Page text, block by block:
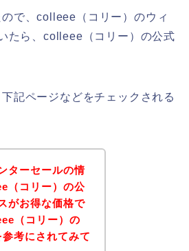
で、colleee（コリー）のウィ
たら、colleee（コリー）の公式
記ページなどをチェックされる
ターセールの情
（コリー）の公
がお得な価格で
（コリー）の
考にされてみて